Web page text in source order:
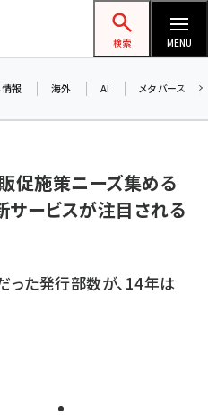
ップ担当者フォーラム
検索 MENU
報 海外 AI メタバース
促施策ニーズ集める
サービスが注目される
た発行部数が、14年は